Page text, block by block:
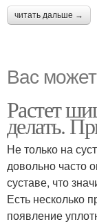
читать дальше →
Вас
Растет
делать.
Не только на
довольно часто
суставе, что
Есть несколько
появление